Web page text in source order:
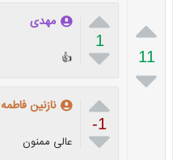

11


1

مهدی
👍

-1

نازنین فاطمه
عالی ممنون